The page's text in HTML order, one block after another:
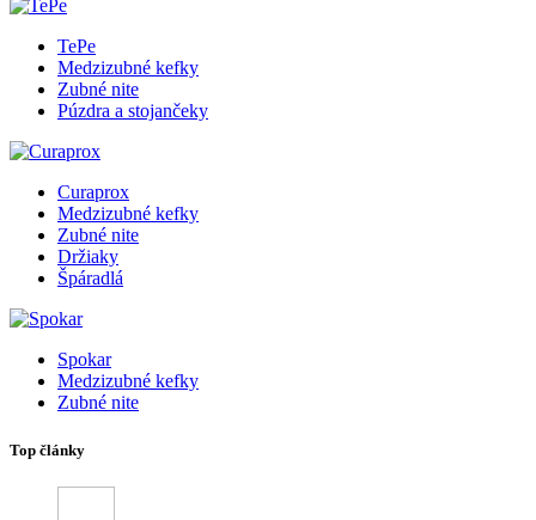
TePe
Medzizubné kefky
Zubné nite
Púzdra a stojančeky
Curaprox
Medzizubné kefky
Zubné nite
Držiaky
Špáradlá
Spokar
Medzizubné kefky
Zubné nite
Top články